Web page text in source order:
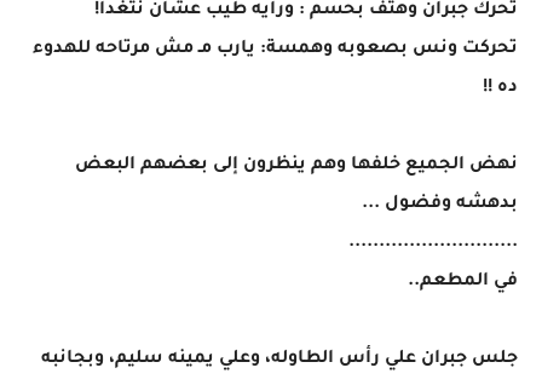
تحرك جبران وهتف بحسم : ورايه طيب عشان نتغدا!
تحركت ونس بصعوبه وهمسة: يارب مـ مش مرتاحه للهدوء
ده !!
نهض الجميع خلفها وهم ينظرون إلى بعضهم البعض
بدهشه وفضول ...
............................
في المطعم..
جلس جبران علي رأس الطاوله، وعلي يمينه سليم، وبجانبه